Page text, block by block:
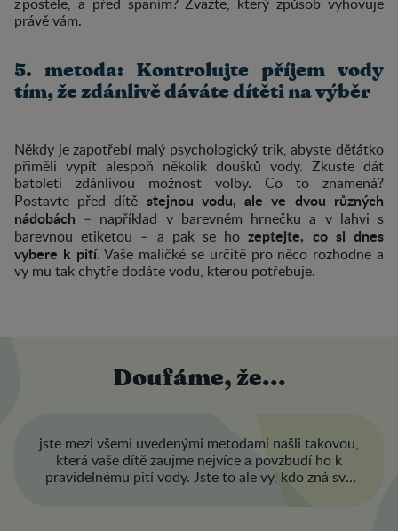
právě vám.
5. metoda: Kontrolujte příjem vody
tím, že zdánlivě dáváte dítěti na výběr
Někdy je zapotřebí malý psychologický trik, abyste děťátko
přiměli vypít alespoň několik doušků vody. Zkuste dát
batoleti zdánlivou možnost volby. Co to znamená?
Postavte před dítě stejnou vodu, ale ve dvou různých
nádobách – například v barevném hrnečku a v lahvi s
barevnou etiketou – a pak se ho zeptejte, co si dnes
vybere k pití. Vaše maličké se určitě pro něco rozhodne a
vy mu tak chytře dodáte vodu, kterou potřebuje.
Doufáme, že...
jste mezi všemi uvedenými metodami našli takovou,
která vaše dítě zaujme nejvíce a povzbudí ho k
pravidelnému pití vody. Jste to ale vy, kdo zná své